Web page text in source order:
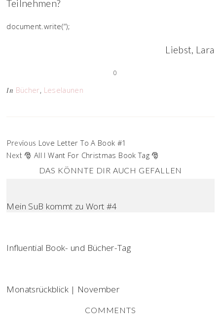
Teilnehmen?
document.write(“);
Liebst, Lara
0
In Bücher, Leselaunen
Previous Love Letter To A Book #1
Next 🎅 All I Want For Christmas Book Tag 🎅
DAS KÖNNTE DIR AUCH GEFALLEN
Mein SuB kommt zu Wort #4
Influential Book- und Bücher-Tag
Monatsrückblick | November
COMMENTS